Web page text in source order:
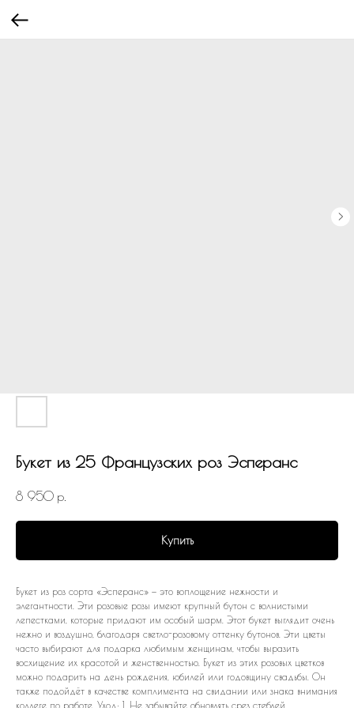
Букет из 25 Французских роз Эсперанс
8 950 р.
Купить
Букет из роз сорта «Эсперанс» — это воплощение нежности и
элегантности. Эти розовые розы имеют крупный бутон с волнистыми
лепестками, которые придают им особый шарм. Этот букет выглядит очень
нежно и воздушно, благодаря светло-розовому оттенку бутонов. Эти цветы
часто выбирают для подарка любимым женщинам, чтобы выразить
восхищение их красотой и женственностью. Букет из этих розовых цветков
можно подарить на день рождения, юбилей или годовщину свадьбы. Он
также подойдёт в качестве комплимента на свидании или знака внимания
коллеге по работе. Уход: 1. Не забывайте обновлять срез стеблей.